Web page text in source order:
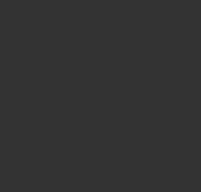
SERUM